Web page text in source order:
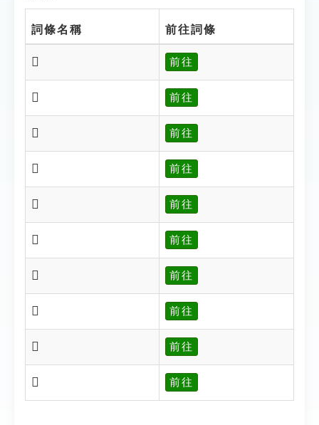
詞條名稱 前往詞條
𡦾 前往
𡦿 前往
𡧂 前往
𡧈 前往
𡧋 前往
𡧌 前往
𡧍 前往
𡧎 前往
𡧏 前往
𡧖 前往